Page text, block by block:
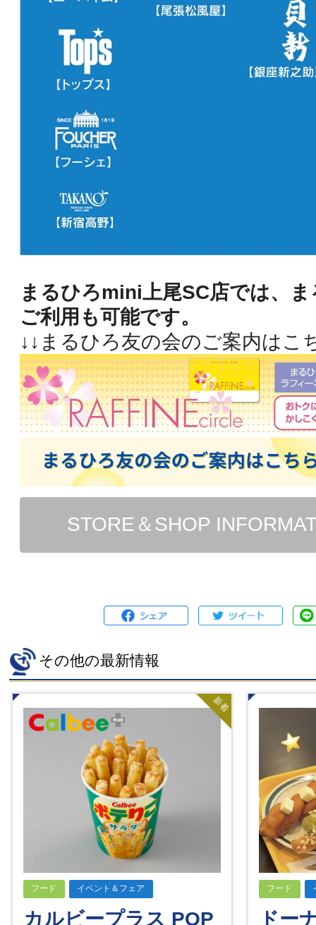
まるひろmini上尾SC店では、
ご利用も可能です。
↓↓まるひろ友の会のご案内はこ
STORE＆SHOP
その他の最新情報
新着
フード イベント＆フェア
カルビープラス POP
フード
ドー